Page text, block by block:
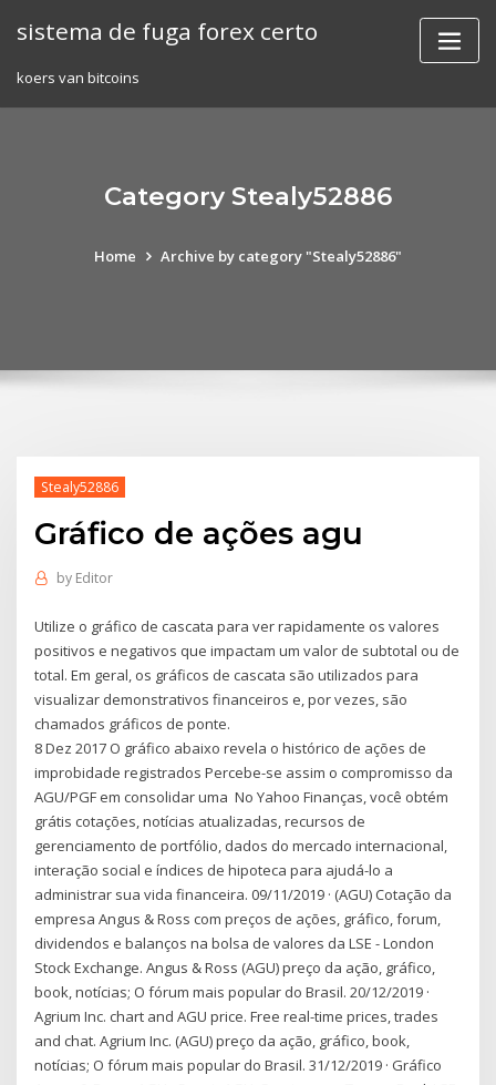
sistema de fuga forex certo
koers van bitcoins
Category Stealy52886
Home Archive by category "Stealy52886"
Stealy52886
Gráfico de ações agu
by Editor
Utilize o gráfico de cascata para ver rapidamente os valores
positivos e negativos que impactam um valor de subtotal ou de
total. Em geral, os gráficos de cascata são utilizados para
visualizar demonstrativos financeiros e, por vezes, são
chamados gráficos de ponte.
8 Dez 2017 O gráfico abaixo revela o histórico de ações de
improbidade registrados Percebe-se assim o compromisso da
AGU/PGF em consolidar uma No Yahoo Finanças, você obtém
grátis cotações, notícias atualizadas, recursos de
gerenciamento de portfólio, dados do mercado internacional,
interação social e índices de hipoteca para ajudá-lo a
administrar sua vida financeira. 09/11/2019 · (AGU) Cotação da
empresa Angus & Ross com preços de ações, gráfico, forum,
dividendos e balanços na bolsa de valores da LSE - London
Stock Exchange. Angus & Ross (AGU) preço da ação, gráfico,
book, notícias; O fórum mais popular do Brasil. 20/12/2019 ·
Agrium Inc. chart and AGU price. Free real-time prices, trades
and chat. Agrium Inc. (AGU) preço da ação, gráfico, book,
notícias; O fórum mais popular do Brasil. 31/12/2019 · Gráfico